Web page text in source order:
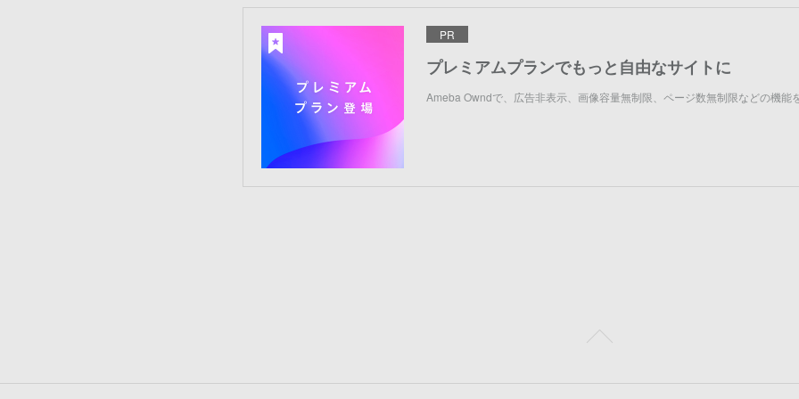
PR
プレミアムプランでもっと自由なサイトに
Ameba Owndで、広告非表示、画像容量無制限、ページ数無制限などの機能